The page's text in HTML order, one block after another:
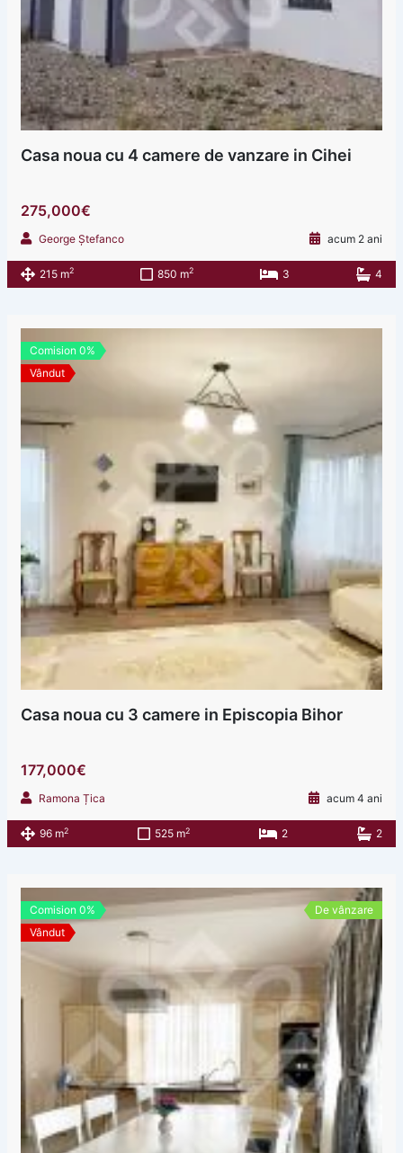
Casa noua cu 4 camere de vanzare in Cihei
275,000€
George Ștefanco acum 2 ani
215 m2 850 m2 3 4
Comision 0%
Vândut
Casa noua cu 3 camere in Episcopia Bihor
177,000€
Ramona Țica acum 4 ani
96 m2 525 m2 2 2
Comision 0%
Vândut
De vânzare